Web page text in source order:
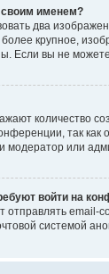
своим именем?
два
крупное,
Если вы не
количество
так
или
войти на
отправлять
системой